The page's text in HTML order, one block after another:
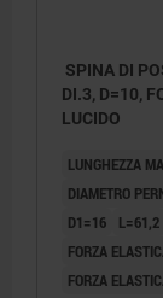
SPINA DI
DI.3, D=10,
LUCIDO
LUNGHEZZA
DIAMETRO
D1=16
L=61,2
FORZA
FORZA